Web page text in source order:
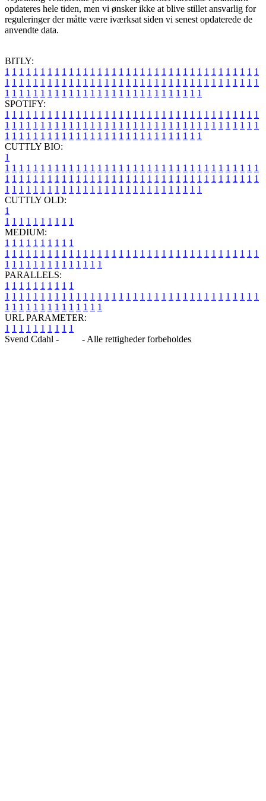
opdateres hele tiden, men vi ønsker ikke at blive stillet ansvarlig for
reguleringer der måtte være iværksat siden vi senest opdaterede de
anvendte data.
BITLY:
1 1 1 1 1 1 1 1 1 1 1 1 1 1 1 1 1 1 1 1 1 1 1 1 1 1 1 1 1 1 1 1 1 1 1 1
1 1 1 1 1 1 1 1 1 1 1 1 1 1 1 1 1 1 1 1 1 1 1 1 1 1 1 1 1 1 1 1 1 1 1 1
1 1 1 1 1 1 1 1 1 1 1 1 1 1 1 1 1 1 1 1 1 1 1 1 1 1 1 1
SPOTIFY:
1 1 1 1 1 1 1 1 1 1 1 1 1 1 1 1 1 1 1 1 1 1 1 1 1 1 1 1 1 1 1 1 1 1 1 1
1 1 1 1 1 1 1 1 1 1 1 1 1 1 1 1 1 1 1 1 1 1 1 1 1 1 1 1 1 1 1 1 1 1 1 1
1 1 1 1 1 1 1 1 1 1 1 1 1 1 1 1 1 1 1 1 1 1 1 1 1 1 1 1
CUTTLY BIO:
1
1 1 1 1 1 1 1 1 1 1 1 1 1 1 1 1 1 1 1 1 1 1 1 1 1 1 1 1 1 1 1 1 1 1 1 1
1 1 1 1 1 1 1 1 1 1 1 1 1 1 1 1 1 1 1 1 1 1 1 1 1 1 1 1 1 1 1 1 1 1 1 1
1 1 1 1 1 1 1 1 1 1 1 1 1 1 1 1 1 1 1 1 1 1 1 1 1 1 1 1
CUTTLY OLD:
1
1 1 1 1 1 1 1 1 1 1
MEDIUM:
1 1 1 1 1 1 1 1 1 1
1 1 1 1 1 1 1 1 1 1 1 1 1 1 1 1 1 1 1 1 1 1 1 1 1 1 1 1 1 1 1 1 1 1 1 1
1 1 1 1 1 1 1 1 1 1 1 1 1 1
PARALLELS:
1 1 1 1 1 1 1 1 1 1
1 1 1 1 1 1 1 1 1 1 1 1 1 1 1 1 1 1 1 1 1 1 1 1 1 1 1 1 1 1 1 1 1 1 1 1
1 1 1 1 1 1 1 1 1 1 1 1 1 1
URL PARAMETER:
1 1 1 1 1 1 1 1 1 1
Svend Cdahl -
- Alle rettigheder forbeholdes